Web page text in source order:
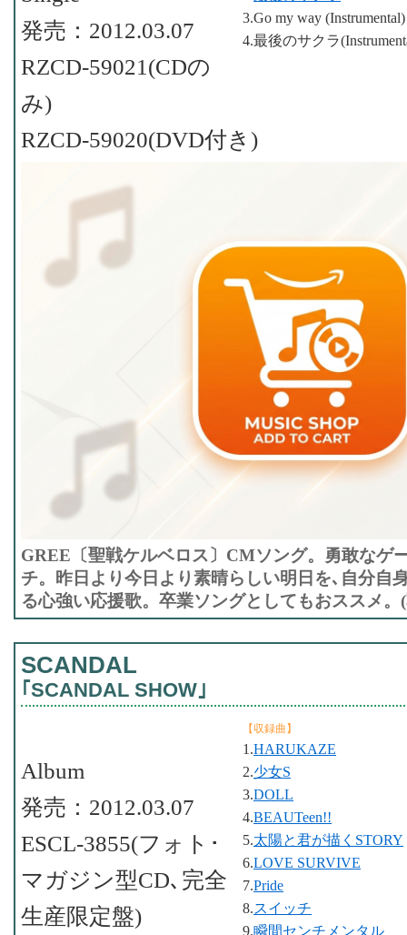
3.Go my way (Instrumental)
4.最後のサクラ
発売：2012.03.07
RZCD-59021(CDの
み)
RZCD-59020(DVD付き)
GREE〔聖戦ケルベロス〕CMソング。勇敢なゲ
チ。昨日より今日より素晴らしい明日を､自分自
る心強い応援歌。卒業ソングとしてもおススメ
SCANDAL
｢SCANDAL SHOW｣
【収録曲】
1.HARUKAZE
2.少女S
3.DOLL
4.BEAUTeen!!
5.太陽と君が描くSTORY
6.LOVE SURVIVE
7.Pride
8.スイッチ
9.瞬間センチメンタル
Album
発売：2012.03.07
ESCL-3855(フォト･
マガジン型CD､完全
生産限定盤)